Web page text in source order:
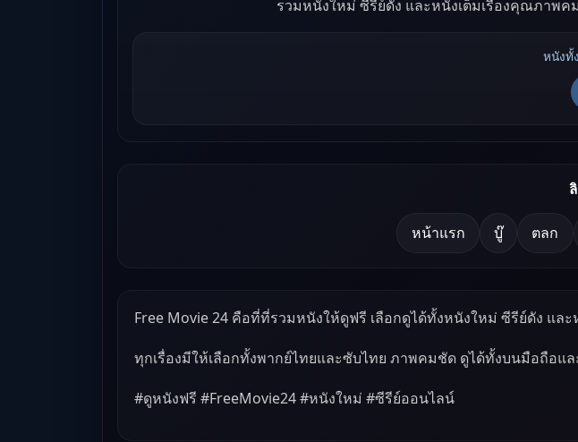
รวมหนังใหม่ ซีรีย์ดัง และหนังเต็มเรื่องคุณภาพค
หนังทั้
หน้าแรก บู๊ ตลก
Free Movie 24 คือที่ที่รวมหนังให้ดูฟรี เลือกดูได้ทั้งหนังใหม่ ซีรีย์ดัง และ
ทุกเรื่องมีให้เลือกทั้งพากย์ไทยและซับไทย ภาพคมชัด ดูได้ทั้งบนมือถือ
#ดูหนังฟรี #FreeMovie24 #หนังใหม่ #ซีรีย์ออนไลน์